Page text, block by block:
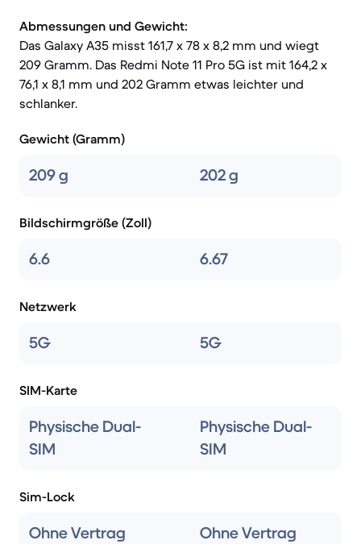
Abmessungen und Gewicht:
Das Galaxy A35 misst 161,7 x 78 x 8,2 mm und wiegt
209 Gramm. Das Redmi Note 11 Pro 5G ist mit 164,2 x
76,1 x 8,1 mm und 202 Gramm etwas leichter und
schlanker.
Gewicht (Gramm)
209 g 202 g
Bildschirmgröße (Zoll)
6.6 6.67
Netzwerk
5G 5G
SIM-Karte
Physische Dual-
SIM
Physische Dual-
SIM
Sim-Lock
Ohne Vertrag Ohne Vertrag